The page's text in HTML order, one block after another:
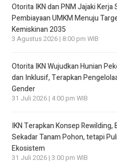
Otorita IKN dan PNM Jajaki Kerja
Pembiayaan UMKM Menuju
Kemiskinan 2035
3 Agustus 2026 | 8:00 pm WIB
Otorita IKN Wujudkan Hunian
dan Inklusif, Terapkan
Gender
31 Juli 2026 | 4:00 pm WIB
IKN Terapkan Konsep Rewilding,
Sekadar Tanam Pohon, tetapi
Ekosistem
31 Juli 2026 | 3:00 pm WIB